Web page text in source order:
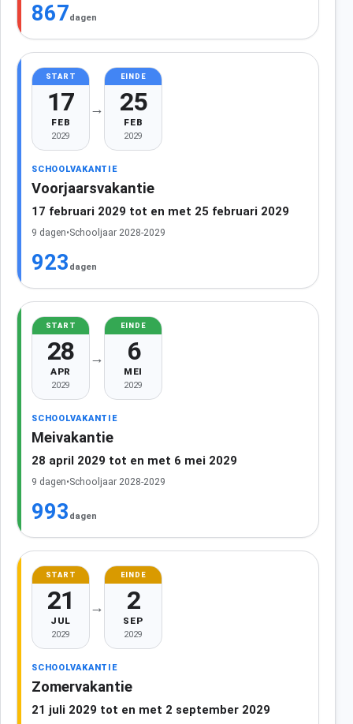
867dagen
START
17
FEB
2029
→
EINDE
25
FEB
2029
SCHOOLVAKANTIE
Voorjaarsvakantie
17 februari 2029 tot en met 25 februari 2029
9 dagen•Schooljaar 2028-2029
923 dagen
START
28
APR
2029
→
EINDE
6
MEI
2029
SCHOOLVAKANTIE
Meivakantie
28 april 2029 tot en met 6 mei 2029
9 dagen•Schooljaar 2028-2029
993 dagen
START
21
JUL
2029
→
EINDE
2
SEP
2029
SCHOOLVAKANTIE
Zomervakantie
21 juli 2029 tot en met 2 september 2029